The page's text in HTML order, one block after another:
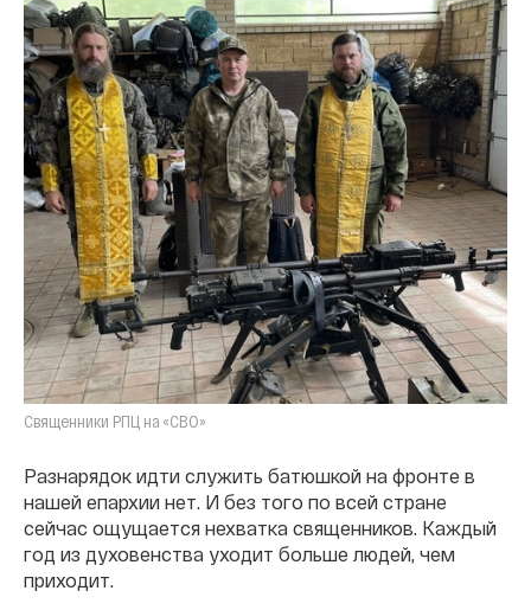
Священники РПЦ на «СВО»
Разнарядок идти служить батюшкой на фронте в
нашей епархии нет. И без того по всей стране
сейчас ощущается нехватка священников. Каждый
год из духовенства уходит больше людей, чем
приходит.